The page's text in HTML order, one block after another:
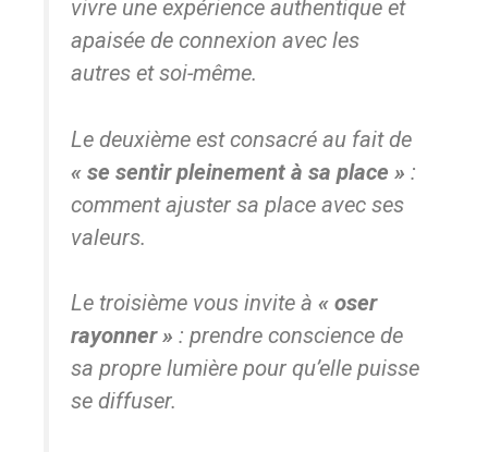
vivre une expérience authentique et
apaisée de connexion avec les
autres et soi-même.
Le deuxième est consacré au fait de
« se sentir pleinement à sa place » :
comment ajuster sa place avec ses
valeurs.
Le troisième vous invite à « oser
rayonner » : prendre conscience de
sa propre lumière pour qu’elle puisse
se diffuser.